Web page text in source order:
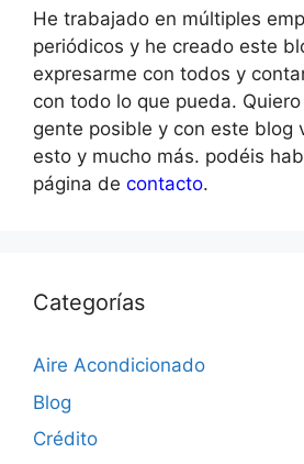
He trabajado en múltiples
periódicos y he creado este
expresarme con todos y
con todo lo que pueda.
gente posible y con este blog
esto y mucho más. podéis
página de contacto.
Categorías
Aire Acondicionado
Blog
Crédito